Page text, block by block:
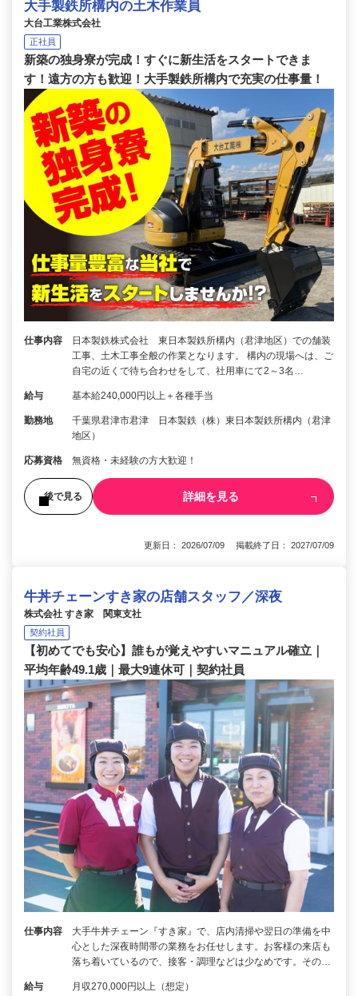
大手製鉄所構内の土木作業員
大台工業株式会社
正社員
新築の独身寮が完成！すぐに新生活をスタートできま
す！遠方の方も歓迎！大手製鉄所構内で充実の仕事量！
仕事内容
日本製鉄株式会社 東日本製鉄所構内（君津地区）での舗装
工事、土木工事全般の作業となります。 構内の現場へは、ご
自宅の近くで待ち合わせをして、社用車にて2～3名…
給与 基本給240,000円以上＋各種手当
勤務地
千葉県君津市君津 日本製鉄（株）東日本製鉄所構内（君津
地区）
応募資格 無資格・未経験の方大歓迎！
後で見る 詳細を見る
更新日： 2026/07/09 掲載終了日： 2027/07/09
牛丼チェーンすき家の店舗スタッフ／深夜
株式会社 すき家 関東支社
契約社員
【初めてでも安心】誰もが覚えやすいマニュアル確立｜
平均年齢49.1歳｜最大9連休可｜契約社員
仕事内容
大手牛丼チェーン『すき家』で、店内清掃や翌日の準備を中
心とした深夜時間帯の業務をお任せします。お客様の来店も
落ち着いているので、接客・調理などは少なめです。その…
給与 月収270,000円以上（想定）